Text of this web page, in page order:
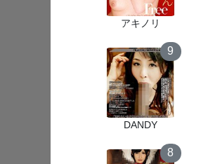
アキノリ
9
DANDY
8